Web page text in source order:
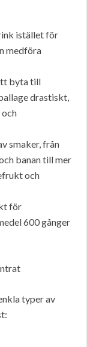
istället för
medföra
byta till
drastiskt,
smaker, från
banan till mer
och
för
600 gånger
typer av